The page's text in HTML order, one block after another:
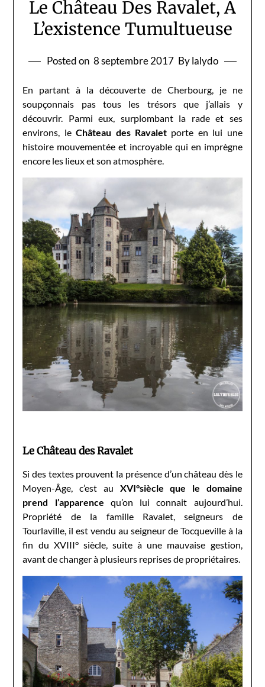
Le Château Des Ravalet, A
L’existence Tumultueuse
Posted on 8 septembre 2017 By lalydo
En partant à la découverte de Cherbourg, je ne
soupçonnais pas tous les trésors que j’allais y
découvrir. Parmi eux, surplombant la rade et ses
environs, leChâteau des Ravalet porte en lui une
histoire mouvementée et incroyable qui en imprègne
encore les lieux et son atmosphère.
Le Château des Ravalet
Si des textes prouvent la présence d’un château dès le
Moyen-Âge, c’est au XVI°siècle que le domaine
prend l’apparence qu’on lui connait aujourd’hui.
Propriété de la famille Ravalet, seigneurs de
Tourlaville, il est vendu au seigneur de Tocqueville à la
fin du XVIII° siècle, suite à une mauvaise gestion,
avant de changer à plusieurs reprises de propriétaires.